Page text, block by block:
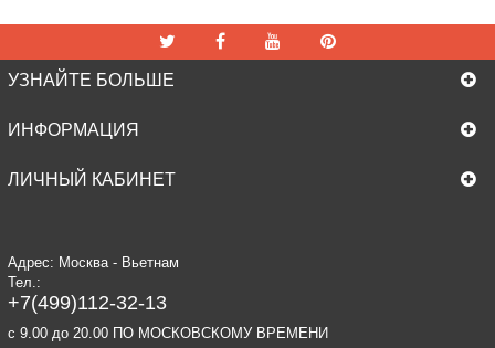
УЗНАЙТЕ БОЛЬШЕ
ИНФОРМАЦИЯ
ЛИЧНЫЙ КАБИНЕТ
Адрес: Москва - Вьетнам
Тел.:
+7(499)112-32-13
c 9.00 до 20.00 ПО МОСКОВСКОМУ ВРЕМЕНИ